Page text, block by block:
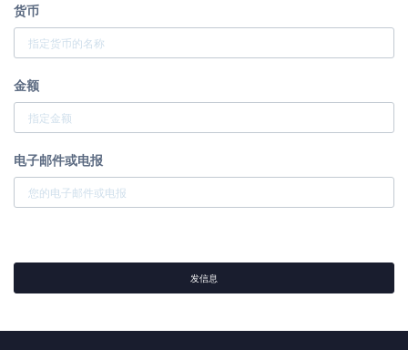
货币
金额
电子邮件或电报
发信息